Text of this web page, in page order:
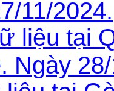
11/2024.
liệu tại
Ngày